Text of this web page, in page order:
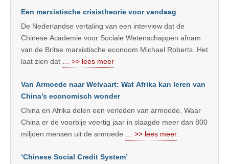
Een marxistische crisistheorie voor vandaag
De Nederlandse vertaling van een interview dat de
Chinese Academie voor Sociale Wetenschappen afnam
van de Britse marxistische econoom Michael Roberts. Het
laat zien dat
… >> lees meer
Van Armoede naar Welvaart: Wat Afrika kan leren van
China’s economisch wonder
China en Afrika delen een verleden van armoede. Waar
China er de voorbije veertig jaar in slaagde meer dan 800
miljoen mensen uit de armoede
… >> lees meer
‘Chinese Social Credit System’